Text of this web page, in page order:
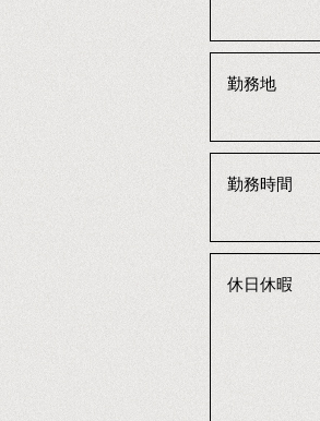
勤務地
勤務時間
休日休暇